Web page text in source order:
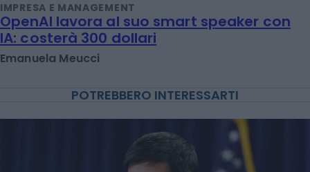
IMPRESA E MANAGEMENT
OpenAI lavora al suo smart speaker con
IA: costerà 300 dollari
Emanuela Meucci
POTREBBERO INTERESSARTI